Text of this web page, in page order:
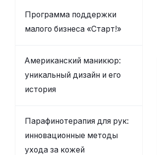
Программа поддержки
малого бизнеса «Старт!»
Американский маникюр:
уникальный дизайн и его
история
Парафинотерапия для рук:
инновационные методы
ухода за кожей